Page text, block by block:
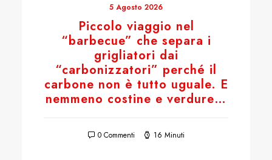
5 Agosto 2026
Piccolo viaggio nel
“barbecue” che separa i
grigliatori dai
“carbonizzatori” perché il
carbone non è tutto uguale. E
nemmeno costine e verdure…
0 Commenti 16 Minuti